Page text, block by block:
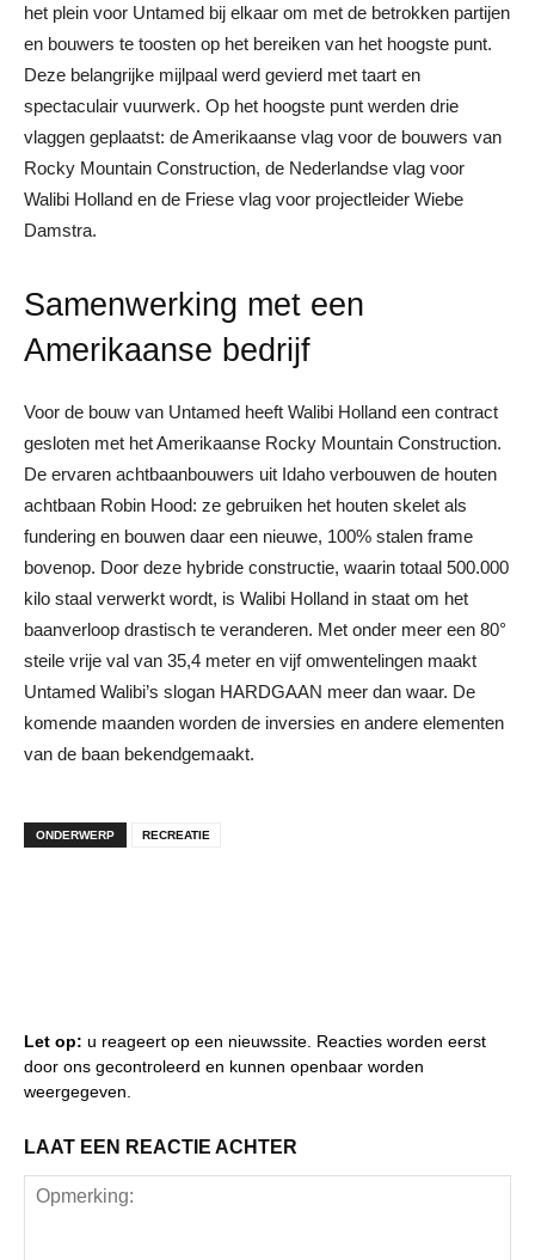
het plein voor Untamed bij elkaar om met de betrokken partijen
en bouwers te toosten op het bereiken van het hoogste punt.
Deze belangrijke mijlpaal werd gevierd met taart en
spectaculair vuurwerk. Op het hoogste punt werden drie
vlaggen geplaatst: de Amerikaanse vlag voor de bouwers van
Rocky Mountain Construction, de Nederlandse vlag voor
Walibi Holland en de Friese vlag voor projectleider Wiebe
Damstra.
Samenwerking met een
Amerikaanse bedrijf
Voor de bouw van Untamed heeft Walibi Holland een contract
gesloten met het Amerikaanse Rocky Mountain Construction.
De ervaren achtbaanbouwers uit Idaho verbouwen de houten
achtbaan Robin Hood: ze gebruiken het houten skelet als
fundering en bouwen daar een nieuwe, 100% stalen frame
bovenop. Door deze hybride constructie, waarin totaal 500.000
kilo staal verwerkt wordt, is Walibi Holland in staat om het
baanverloop drastisch te veranderen. Met onder meer een 80°
steile vrije val van 35,4 meter en vijf omwentelingen maakt
Untamed Walibi’s slogan HARDGAAN meer dan waar. De
komende maanden worden de inversies en andere elementen
van de baan bekendgemaakt.
ONDERWERP RECREATIE
Let op: u reageert op een nieuwssite. Reacties worden eerst
door ons gecontroleerd en kunnen openbaar worden
weergegeven.
LAAT EEN REACTIE ACHTER